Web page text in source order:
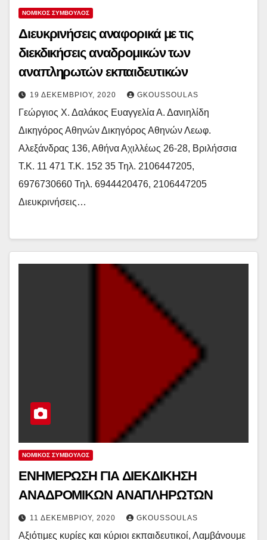
ΝΟΜΙΚΌΣ ΣΎΜΒΟΥΛΟΣ
Διευκρινήσεις αναφορικά με τις
διεκδικήσεις αναδρομικών των
αναπληρωτών εκπαιδευτικών
19 ΔΕΚΕΜΒΡΊΟΥ, 2020 GKOUSSOULAS
Γεώργιος Χ. Δαλάκος Ευαγγελία Α. Δανιηλίδη
Δικηγόρος Αθηνών Δικηγόρος Αθηνών Λεωφ.
Αλεξάνδρας 136, Αθήνα Αχιλλέως 26-28, Βριλήσσια
Τ.Κ. 11 471 Τ.Κ. 152 35 Τηλ. 2106447205,
6976730660 Τηλ. 6944420476, 2106447205
Διευκρινήσεις…
ΝΟΜΙΚΌΣ ΣΎΜΒΟΥΛΟΣ
ΕΝΗΜΕΡΩΣΗ ΓΙΑ ΔΙΕΚΔΙΚΗΣΗ
ΑΝΑΔΡΟΜΙΚΩΝ ΑΝΑΠΛΗΡΩΤΩΝ
11 ΔΕΚΕΜΒΡΊΟΥ, 2020 GKOUSSOULAS
Αξιότιμες κυρίες και κύριοι εκπαιδευτικοί, Λαμβάνουμε